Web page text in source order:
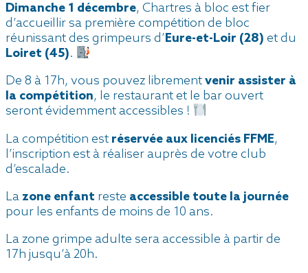
Dimanche 1 décembre, Chartres à bloc est fier
d’accueillir sa première compétition de bloc
réunissant des grimpeurs d’Eure-et-Loir (28) et du
Loiret (45).
De 8 à 17h, vous pouvez librementvenir assister à
la compétition, le restaurant et le bar ouvert
seront évidemment accessibles !
La compétition est réservée aux licenciés FFME,
l’inscription est à réaliser auprès de votre club
d’escalade.
Lazone enfant reste accessible toute la journée
pour les enfants de moins de 10 ans.
La zone grimpe adulte sera accessible à partir de
17h jusqu’à 20h.